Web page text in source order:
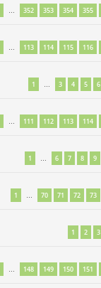
… 352 353 354 355
… 113 114 115 116
1 … 3 4 5 6
… 111 112 113 114
1 … 6 7 8 9
1 … 70 71 72 73
1 2 3
… 148 149 150 151